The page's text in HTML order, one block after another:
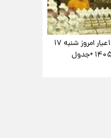
قیمت طلا ۱۸عیار امروز شنبه ۱۷